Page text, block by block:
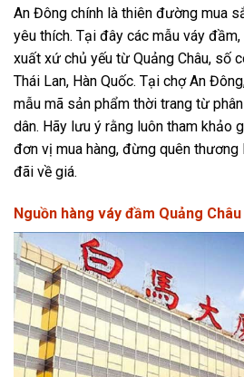
An Đông chính là thiên đường mua
yêu thích. Tại đây các mẫu váy
xuất xứ chủ yếu từ Quảng Châu, số
Thái Lan, Hàn Quốc. Tại chợ An
mẫu mã sản phẩm thời trang từ
dân. Hãy lưu ý rằng luôn tham khảo
đơn vị mua hàng, đừng quên
đãi về giá.
Nguồn hàng váy đầm Quảng